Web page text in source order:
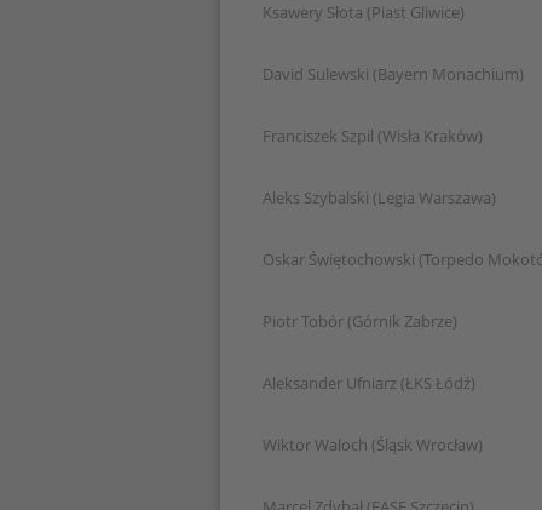
Ksawery Słota (Piast Gliwice)
David Sulewski (Bayern Monachium)
Franciszek Szpil (Wisła Kraków)
Aleks Szybalski (Legia Warszawa)
Oskar Świętochowski (Torpedo
Piotr Tobór (Górnik Zabrze)
Aleksander Ufniarz (ŁKS Łódź)
Wiktor Waloch (Śląsk Wrocław)